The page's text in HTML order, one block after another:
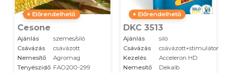
Előrendelhető
Cesone
Ajánlás
szemes/siló
Csávázás
csávázott
Nemesítő
Agromag
Tenyészidő FAO200-299
Előrendelhető
DKC 3513
Ajánlás
siló
Csávázás
csávázott+stimulátor
Kezelés
Acceleron HD
Nemesítő
Dekalb